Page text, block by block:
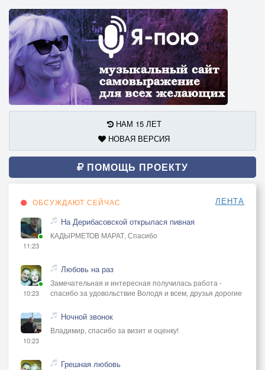
НАМ 15 ЛЕТ
НОВАЯ ВЕРСИЯ
ПОМОЩЬ ПРОЕКТУ
ОБСУЖДАЮТ СЕЙЧАС ЛЕНТА
11:23
На Дерибасовской открылася пивная
КАДЫРМЕТОВ МАРАТ, Спасибо
10:23
Любовь на раз
Замечательная и интересная получилась работа -
спасибо за удовольствие Володя и всем, друзья дорогие
10:23
Ночной звонок
Владимир, спасибо за визит и оценку!
Грешная любовь